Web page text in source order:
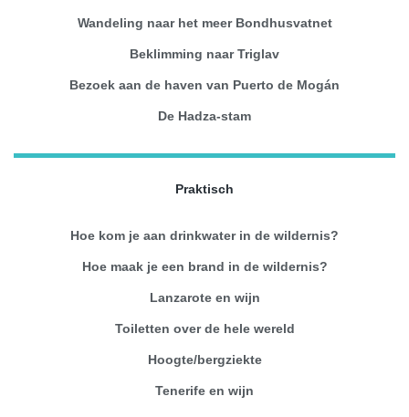
Wandeling naar het meer Bondhusvatnet
Beklimming naar Triglav
Bezoek aan de haven van Puerto de Mogán
De Hadza-stam
Praktisch
Hoe kom je aan drinkwater in de wildernis?
Hoe maak je een brand in de wildernis?
Lanzarote en wijn
Toiletten over de hele wereld
Hoogte/bergziekte
Tenerife en wijn